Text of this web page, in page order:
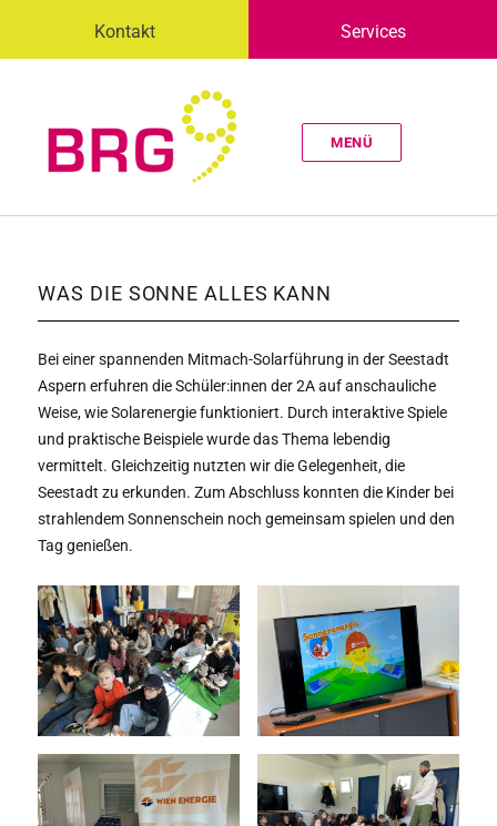
Kontakt Services
MENÜ
WAS DIE SONNE ALLES KANN
Bei einer spannenden Mitmach-Solarführung in der Seestadt
Aspern erfuhren die Schüler:innen der 2A auf anschauliche
Weise, wie Solarenergie funktioniert. Durch interaktive Spiele
und praktische Beispiele wurde das Thema lebendig
vermittelt. Gleichzeitig nutzten wir die Gelegenheit, die
Seestadt zu erkunden. Zum Abschluss konnten die Kinder bei
strahlendem Sonnenschein noch gemeinsam spielen und den
Tag genießen.